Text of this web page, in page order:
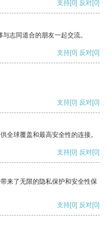
支持[0] 反对[0]
志同道合的朋友一起交流。
支持[0] 反对[0]
支持[0] 反对[0]
全球覆盖和最高安全性的连接。
支持[0] 反对[0]
来了无限的隐私保护和安全性保
支持[0] 反对[0]